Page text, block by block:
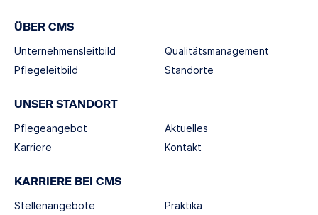
ÜBER CMS
Unternehmensleitbild
Pflegeleitbild
Qualitätsmanagement
Standorte
UNSER STANDORT
Pflegeangebot
Karriere
Aktuelles
Kontakt
KARRIERE BEI CMS
Stellenangebote
Praktika